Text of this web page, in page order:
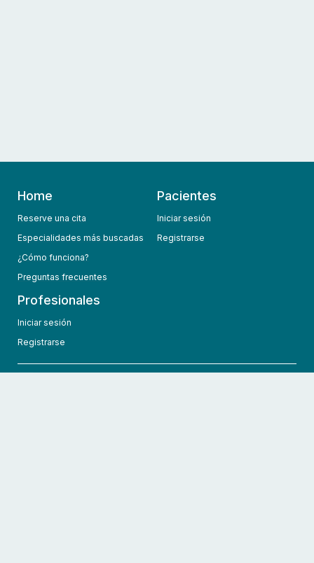
Home
Reserve una cita
Especialidades más buscadas
¿Cómo funciona?
Preguntas frecuentes
Pacientes
Iniciar sesión
Registrarse
Profesionales
Iniciar sesión
Registrarse